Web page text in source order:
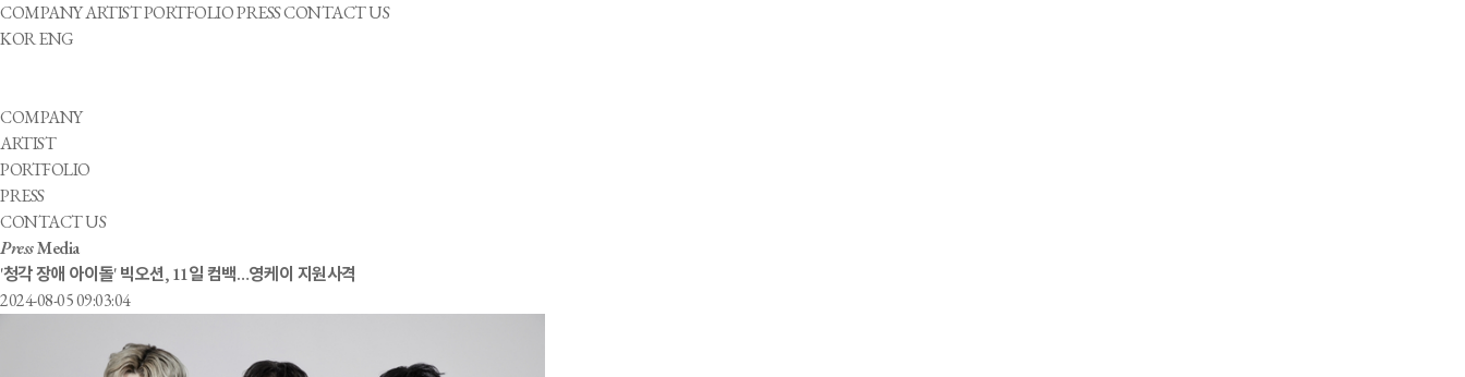
COMPANYARTISTPORTFOLIOPRESSCONTACT US
KORENG
COMPANY
ARTIST
PORTFOLIO
PRESS
CONTACT US
PressMedia
'청각 장애 아이돌' 빅오션, 11일 컴백…영케이 지원사격
2024-08-05 09:03:04